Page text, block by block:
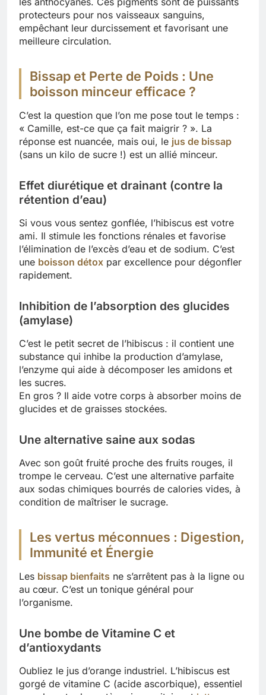
protecteurs pour nos vaisseaux sanguins,
empêchant leur durcissement et favorisant une
meilleure circulation.
Bissap et Perte de Poids : Une
boisson minceur efficace ?
C’est la question que l’on me pose tout le temps :
« Camille, est-ce que ça fait maigrir ? ». La
réponse est nuancée, mais oui, le jus de bissap
(sans un kilo de sucre !) est un allié minceur.
Effet diurétique et drainant (contre la
rétention d’eau)
Si vous vous sentez gonflée, l’hibiscus est votre
ami. Il stimule les fonctions rénales et favorise
l’élimination de l’excès d’eau et de sodium. C’est
une boisson détox par excellence pour dégonfler
rapidement.
Inhibition de l’absorption des glucides
(amylase)
C’est le petit secret de l’hibiscus : il contient une
substance qui inhibe la production d’amylase,
l’enzyme qui aide à décomposer les amidons et
les sucres.
En gros ? Il aide votre corps à absorber moins de
glucides et de graisses stockées.
Une alternative saine aux sodas
Avec son goût fruité proche des fruits rouges, il
trompe le cerveau. C’est une alternative parfaite
aux sodas chimiques bourrés de calories vides, à
condition de maîtriser le sucrage.
Les vertus méconnues : Digestion,
Immunité et Énergie
Les bissap bienfaits ne s’arrêtent pas à la ligne ou
au cœur. C’est un tonique général pour
l’organisme.
Une bombe de Vitamine C et
d’antioxydants
Oubliez le jus d’orange industriel. L’hibiscus est
gorgé de vitamine C (acide ascorbique), essentiel